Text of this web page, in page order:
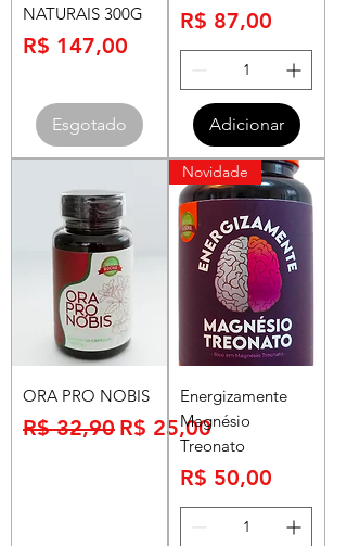
NATURAIS 300G
Preço
R$ 147,00
Esgotado
Preço
R$ 87,00
Adicionar
ORA PRO NOBIS
Preço normal
R$ 32,90 Preço promocional
R$ 25,00
Novidade
Energizamente
Magnésio
Treonato
Preço
R$ 50,00